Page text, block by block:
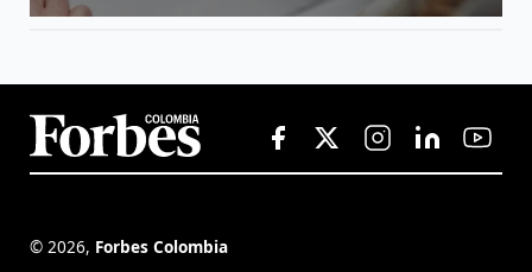
© 2026, Forbes Colombia